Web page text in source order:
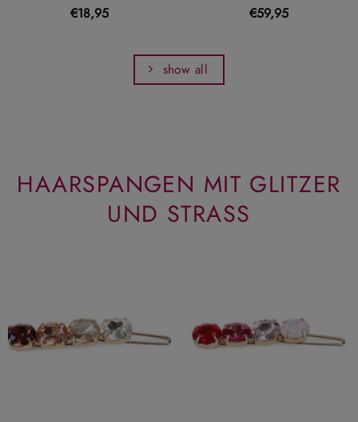
€18,95
€59,95
show all
HAARSPANGEN MIT GLITZER
UND STRASS